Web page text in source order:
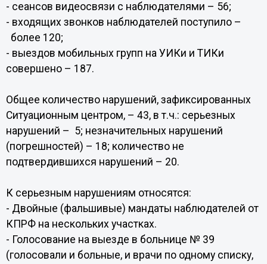
- сеансов видеосвязи с наблюдателями – 56;
- входящих звонков наблюдателей поступило –
более 120;
- выездов мобильных групп на УИКи и ТИКи
совершено – 187.
Общее количество нарушений, зафиксированных
Ситуационным центром, – 43, в т.ч.: серьезных
нарушений – 5; незначительных нарушений
(погрешностей) – 18; количество не
подтвердившихся нарушений – 20.
К серьезным нарушениям относятся:
- Двойные (фальшивые) мандаты наблюдателей от
КПРФ на нескольких участках.
- Голосование на выезде в больнице № 39
(голосовали и больные, и врачи по одному списку,